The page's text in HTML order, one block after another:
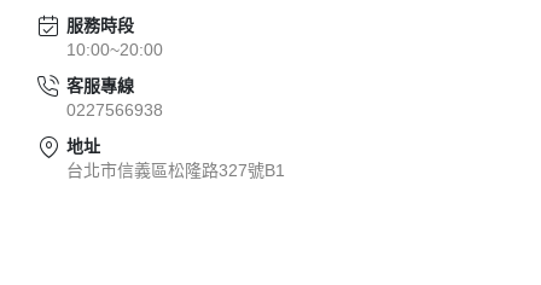
服務時段
10:00~20:00
客服專線
0227566938
地址
台北市信義區松隆路327號B1